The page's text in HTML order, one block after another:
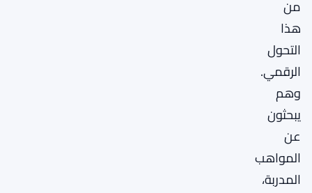
من
هذا
التحول
الرقمي.
وهم
يبحثون
عن
المواهب
المدربة،